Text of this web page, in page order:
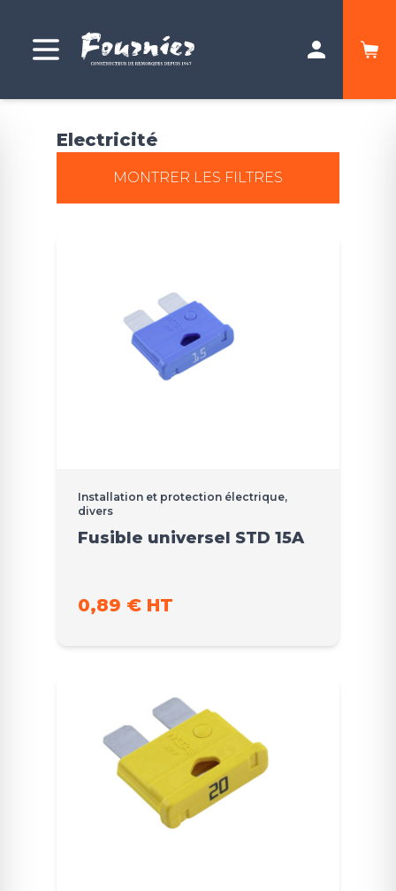
Electricité
MONTRER LES FILTRES
Installation et protection électrique,
divers
Fusible universel STD 15A
0,89 € HT